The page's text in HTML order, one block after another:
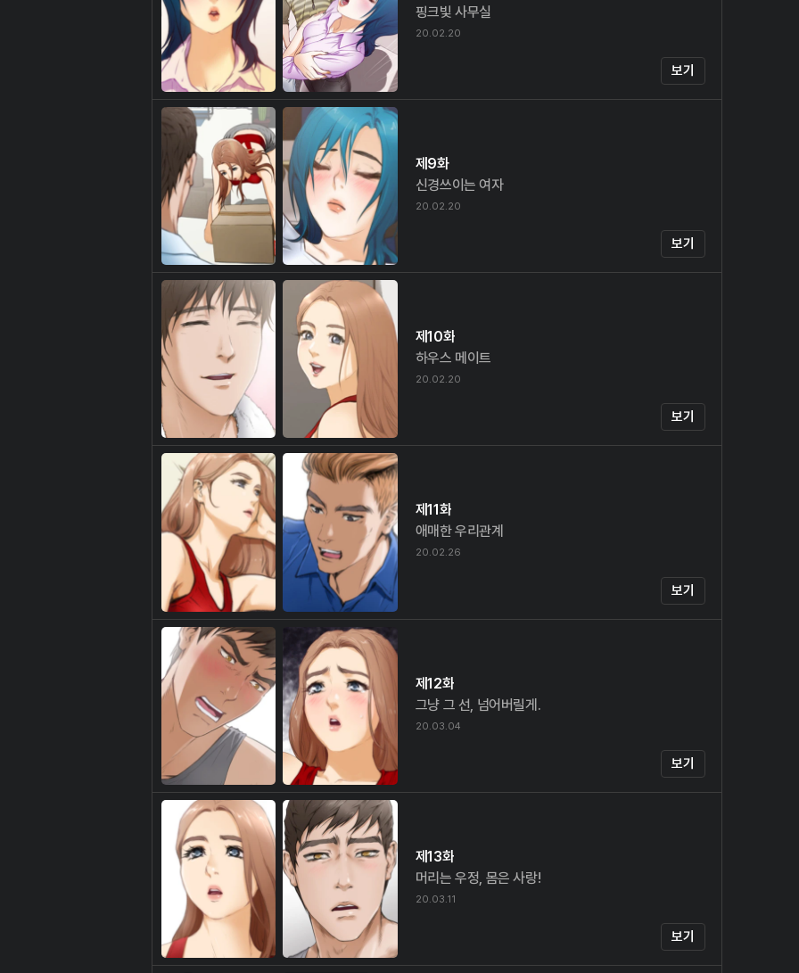
핑크빛 사무실
20.02.20
보기
제9화
신경쓰이는 여자
20.02.20
보기
제10화
하우스 메이트
20.02.20
보기
제11화
애매한 우리관계
20.02.26
보기
제12화
그냥 그 선, 넘어버릴게.
20.03.04
보기
제13화
머리는 우정, 몸은 사랑!
20.03.11
보기